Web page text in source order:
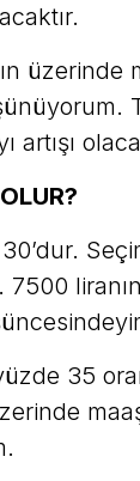
üzerinde
7500
35